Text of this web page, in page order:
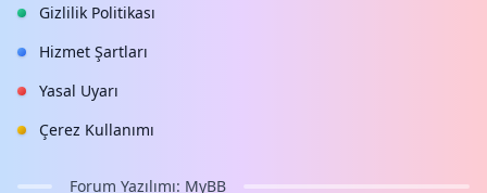
Gizlilik Politikası
Hizmet Şartları
Yasal Uyarı
Çerez Kullanımı
Forum Yazılımı: MyBB